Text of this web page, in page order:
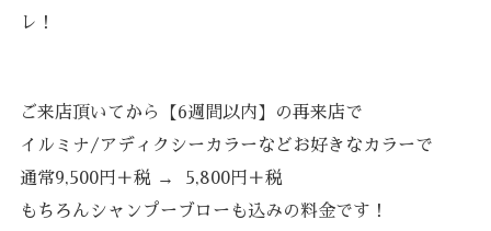
レ！
ご来店頂いてから【6週間以内】の再来店で
イルミナ/アディクシーカラーなどお好きなカラーで
通常9,500円＋税 → 5,800円＋税
もちろんシャンプーブローも込みの料金です！